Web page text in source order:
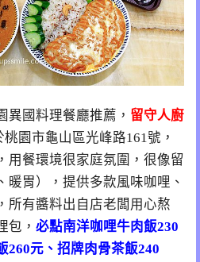
異國料理餐廳推薦， 留守人廚
桃園市龜山區光峰路161號，
用餐環境很家庭氛圍，很像留
暖胃），提供多款風味咖哩、
所有醬料出自店老闆用心熬
包， 必點南洋咖哩牛肉飯230
260元、招牌肉骨茶飯240